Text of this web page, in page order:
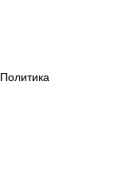
Политика